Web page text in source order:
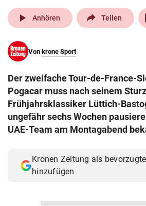
pin_drop
Wien
search
eingeben
© Krone Multimedia GmbH & Co KG 2026
play_arrow Anhören Teilen
Von krone Sport
Der zweifache Tour-de-France-
Pogacar muss nach seinem
Frühjahrsklassiker Lüttich-
ungefähr sechs Wochen
UAE-Team am Montagabend
Kronen Zeitung als
hinzufügen